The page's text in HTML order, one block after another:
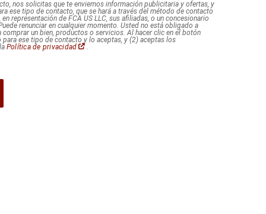
nos solicitas que te enviemos información publicitaria y ofertas, y
ese tipo de contacto, que se hará a través del método de contacto
representación de FCA US LLC, sus afiliadas, o un concesionario
renunciar en cualquier momento. Usted no está obligado a
un bien, productos o servicios. Al hacer clic en el botón
para ese tipo de contacto y lo aceptas, y (2) aceptas los
Política de privacidad(Abrir
.